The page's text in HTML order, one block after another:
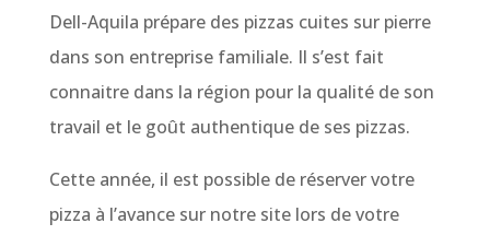
Dell-Aquila prépare des pizzas cuites sur pierre
dans son entreprise familiale. Il s’est fait
connaitre dans la région pour la qualité de son
travail et le goût authentique de ses pizzas.
Cette année, il est possible de réserver votre
pizza à l’avance sur notre site lors de votre